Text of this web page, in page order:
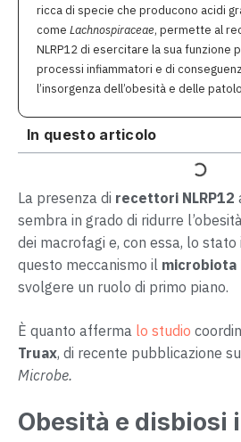
ricca di specie che producono acidi
come Lachnospiraceae, permette al
NLRP12 di esercitare la sua funzione
processi infiammatori e di
l’insorgenza dell’obesità e delle
In questo articolo
La presenza di recettori NLRP12
sembra in grado di ridurre
dei macrofagi e, con essa, lo
questo meccanismo il
svolgere un ruolo di primo piano.
È quanto afferma lo studio
Truax, di recente pubblicazione
Microbe.
Obesità e disbiosi